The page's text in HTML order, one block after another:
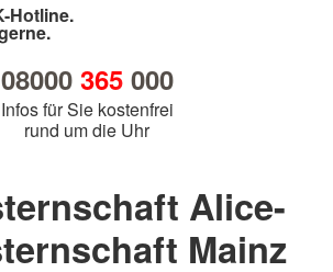
Hotline.
08000 365000
Infos für Sie kostenfrei
rund um die Uhr
Alice-
Mainz